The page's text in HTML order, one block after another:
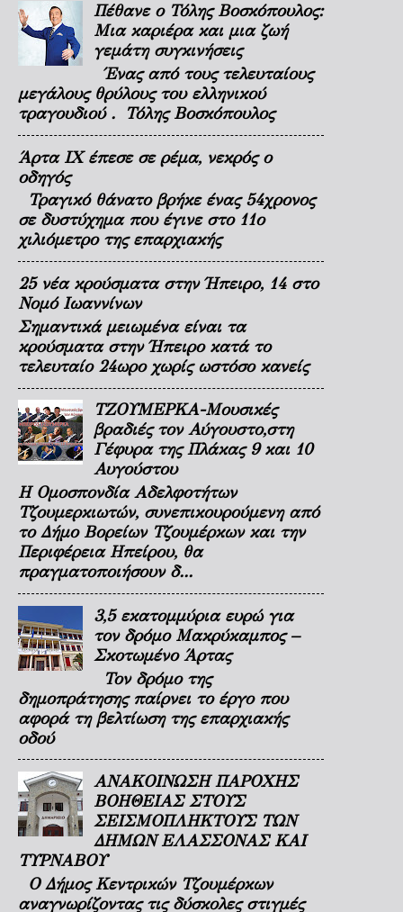
Πέθανε ο Τόλης Βοσκόπουλος:
Μια καριέρα και μια ζωή
γεμάτη συγκινήσεις
Ένας από τους τελευταίους
μεγάλους θρύλους του ελληνικού
τραγουδιού . Τόλης Βοσκόπουλος
Άρτα ΙΧ έπεσε σε ρέμα, νεκρός ο
οδηγός
Τραγικό θάνατο βρήκε ένας 54χρονος
σε δυστύχημα που έγινε στο 11ο
χιλιόμετρο της επαρχιακής
25 νέα κρούσματα στην Ήπειρο, 14 στο
Νομό Ιωαννίνων
Σημαντικά μειωμένα είναι τα
κρούσματα στην Ήπειρο κατά το
τελευταίο 24ωρο χωρίς ωστόσο κανείς
ΤΖΟΥΜΕΡΚΑ-Μουσικές
βραδιές τον Αύγουστο,στη
Γέφυρα της Πλάκας 9 και 10
Αυγούστου
Η Ομοσπονδία Αδελφοτήτων
Τζουμερκιωτών, συνεπικουρούμενη από
το Δήμο Βορείων Τζουμέρκων και την
Περιφέρεια Ηπείρου, θα
πραγματοποιήσουν δ...
3,5 εκατομμύρια ευρώ για
τον δρόμο Μακρύκαμπος –
Σκοτωμένο Άρτας
Τον δρόμο της
δημοπράτησης παίρνει το έργο που
αφορά τη βελτίωση της επαρχιακής
οδού
ΑΝΑΚΟΙΝΩΣΗ ΠΑΡΟΧΗΣ
ΒΟΗΘΕΙΑΣ ΣΤΟΥΣ
ΣΕΙΣΜΟΠΛΗΚΤΟΥΣ ΤΩΝ
ΔΗΜΩΝ ΕΛΑΣΣΟΝΑΣ ΚΑΙ
ΤΥΡΝΑΒΟΥ
Ο Δήμος Κεντρικών Τζουμέρκων
αναγνωρίζοντας τις δύσκολες στιγμές